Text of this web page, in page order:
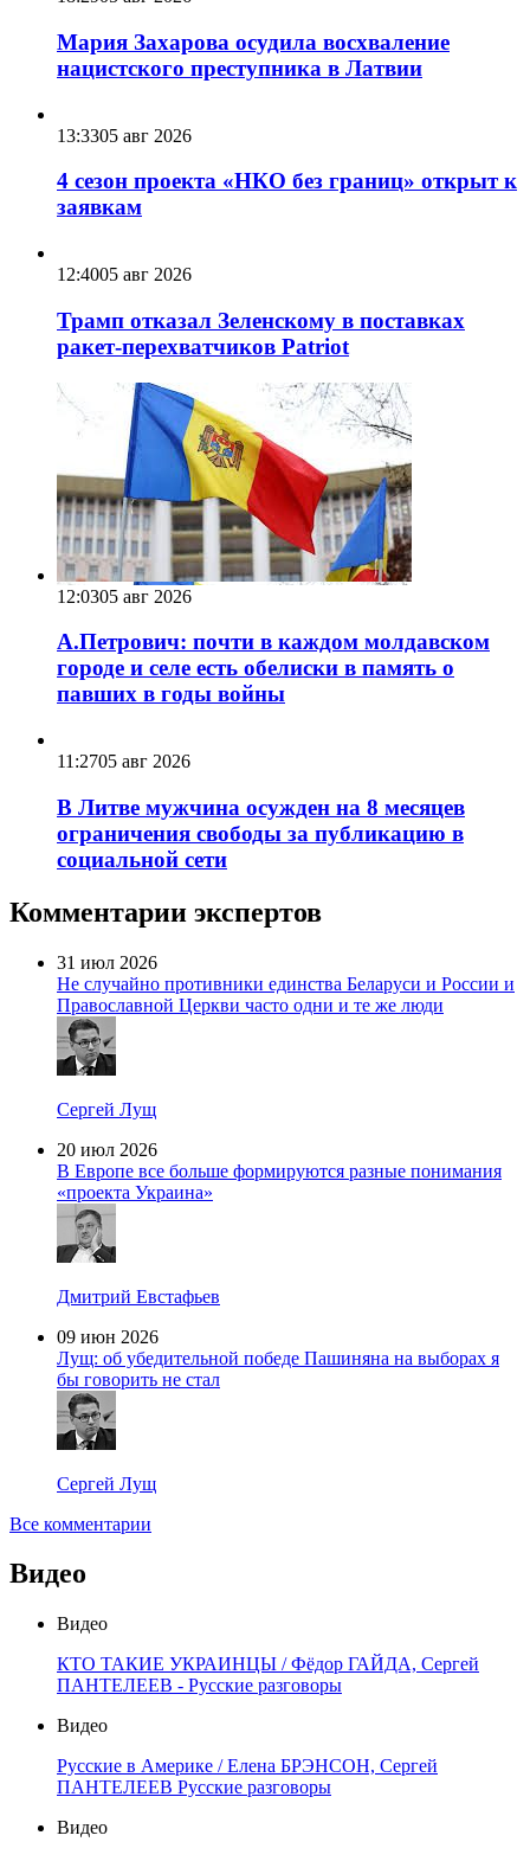
Мария Захарова осудила восхваление
нацистского преступника в Латвии
13:3305 авг 2026
4 сезон проекта «НКО без границ» открыт к
заявкам
12:4005 авг 2026
Трамп отказал Зеленскому в поставках
ракет-перехватчиков Patriot
12:0305 авг 2026
А.Петрович: почти в каждом молдавском
городе и селе есть обелиски в память о
павших в годы войны
11:2705 авг 2026
В Литве мужчина осужден на 8 месяцев
ограничения свободы за публикацию в
социальной сети
Комментарии экспертов
31 июл 2026
Не случайно противники единства Беларуси и России и
Православной Церкви часто одни и те же люди
Сергей Лущ
20 июл 2026
В Европе все больше формируются разные понимания
«проекта Украина»
Дмитрий Евстафьев
09 июн 2026
Лущ: об убедительной победе Пашиняна на выборах я
бы говорить не стал
Сергей Лущ
Все комментарии
Видео
Видео
КТО ТАКИЕ УКРАИНЦЫ / Фёдор ГАЙДА, Сергей
ПАНТЕЛЕЕВ - Русские разговоры
Видео
Русские в Америке / Елена БРЭНСОН, Сергей
ПАНТЕЛЕЕВ Русские разговоры
Видео